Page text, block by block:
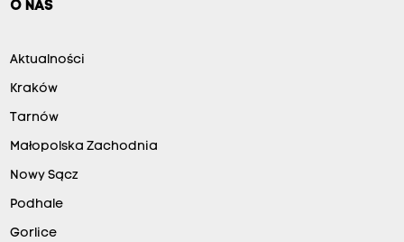
O NAS
Aktualności
Kraków
Tarnów
Małopolska Zachodnia
Nowy Sącz
Podhale
Gorlice